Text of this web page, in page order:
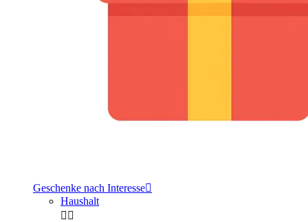
Geschenke nach Interesse
Haushalt
 